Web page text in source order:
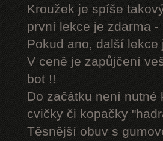
Kroužek je spíše
první lekce je zdarma
Pokud ano, další
V ceně je zapůjčení
bot !!
Do začátku není
cvičky či kopačky
Těsnější obuv s